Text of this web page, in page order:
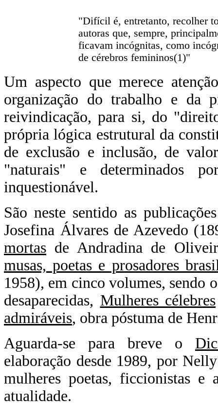
"Difícil é, entretanto, recolher
autoras que, sempre,
ficavam incógnitas, como
de cérebros femininos(1)"
Um aspecto que merece
organização do trabalho e da
reivindicação, para si, do
própria lógica estrutural da
de exclusão e inclusão, de
"naturais" e determinados
inquestionável.
São neste sentido as
Josefina Álvares de Azevedo
mortas de Andradina de
musas, poetas e prosadores
1958), em cinco volumes, sendo
desaparecidas, Mulheres célebres
admiráveis, obra póstuma de
Aguarda-se para breve o
elaboração desde 1989, por
mulheres poetas, ficcionistas
atualidade.